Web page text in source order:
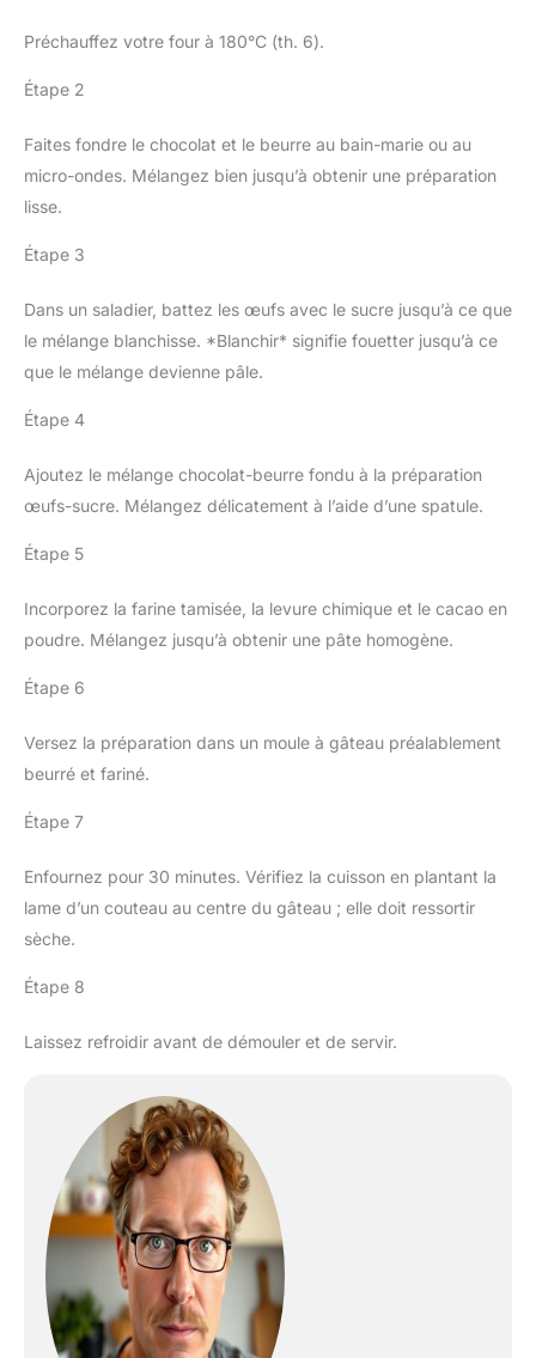
Préchauffez votre four à 180°C (th. 6).
Étape 2
Faites fondre le chocolat et le beurre au bain-marie ou au
micro-ondes. Mélangez bien jusqu’à obtenir une préparation
lisse.
Étape 3
Dans un saladier, battez les œufs avec le sucre jusqu’à ce que
le mélange blanchisse. *Blanchir* signifie fouetter jusqu’à ce
que le mélange devienne pâle.
Étape 4
Ajoutez le mélange chocolat-beurre fondu à la préparation
œufs-sucre. Mélangez délicatement à l’aide d’une spatule.
Étape 5
Incorporez la farine tamisée, la levure chimique et le cacao en
poudre. Mélangez jusqu’à obtenir une pâte homogène.
Étape 6
Versez la préparation dans un moule à gâteau préalablement
beurré et fariné.
Étape 7
Enfournez pour 30 minutes. Vérifiez la cuisson en plantant la
lame d’un couteau au centre du gâteau ; elle doit ressortir
sèche.
Étape 8
Laissez refroidir avant de démouler et de servir.